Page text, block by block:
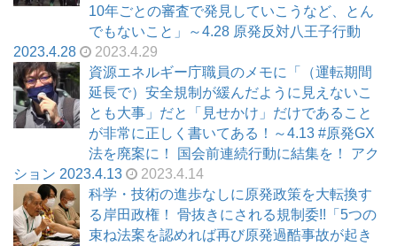
10年ごとの審査で発見していこうなど、とん
でもないこと」～4.28 原発反対八王子行動
2023.4.28
2023.4.29
資源エネルギー庁職員のメモに「（運転期間
延長で）安全規制が緩んだように見えないこ
とも大事」だと「見せかけ」だけであること
が非常に正しく書いてある！～4.13 #原発GX
法を廃案に！ 国会前連続行動に結集を！ アク
ション 2023.4.13
2023.4.14
科学・技術の進歩なしに原発政策を大転換す
る岸田政権！ 骨抜きにされる規制委!!「5つの
束ね法案を認めれば再び原発過酷事故が起き